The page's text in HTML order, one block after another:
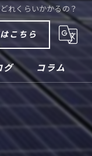
れくらいかかるの？
こちら
グ コラム